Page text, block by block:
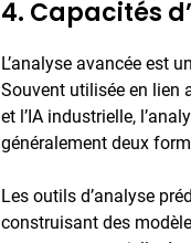
4. Capacités
L’analyse avancée est
Souvent utilisée en lien
et l’IA industrielle,
généralement deux
Les outils d’analyse
construisant des